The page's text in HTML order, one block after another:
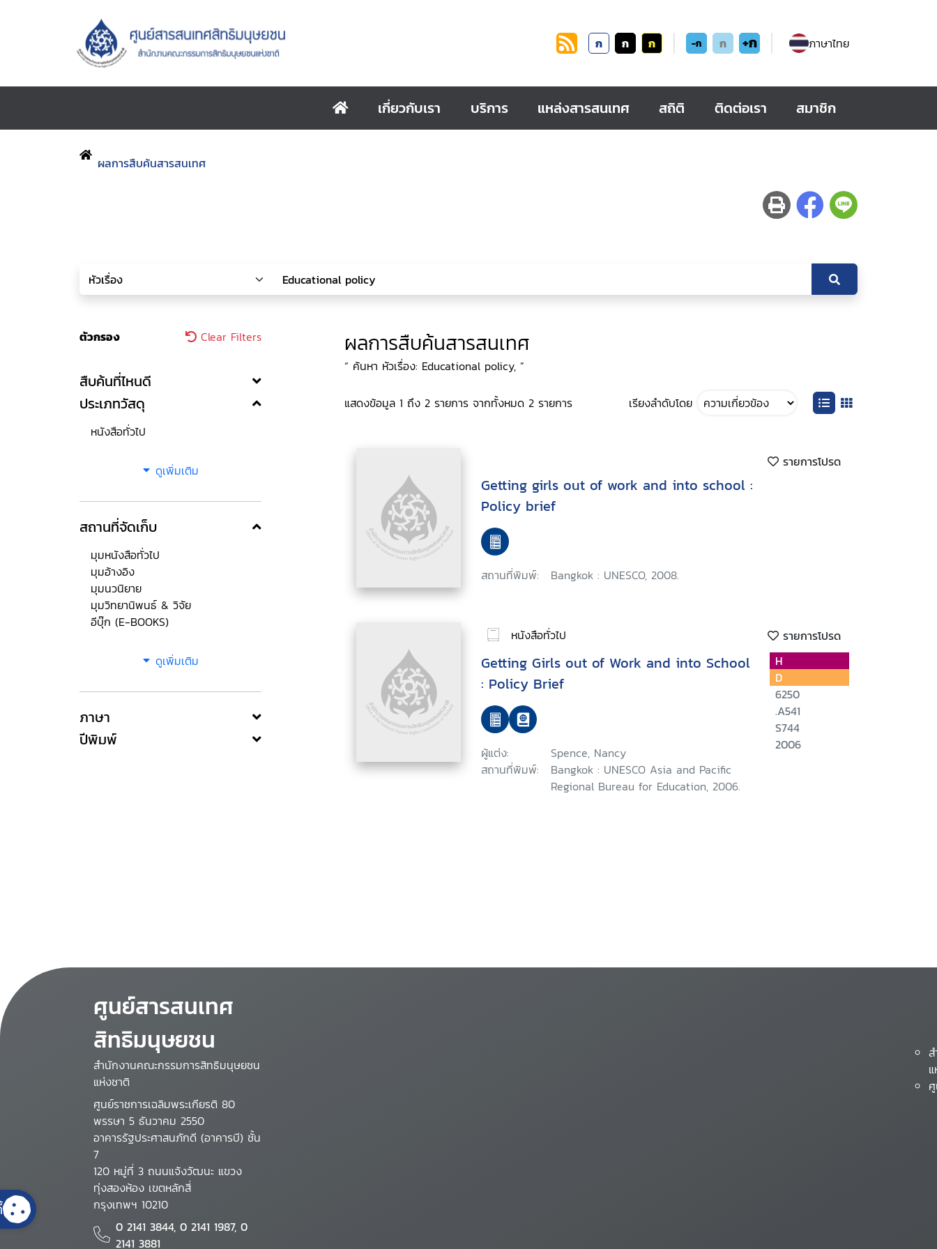
ก ก ก -ก ก +ก ภาษาไทย
เกี่ยวกับเรา บริการ แหล่งสารสนเทศ สถิติ ติดต่อเรา สมาชิก
ผลการสืบค้นสารสนเทศ
ตัวกรอง Clear Filters
สืบค้นที่ไหนดี
ประเภทวัสดุ
หนังสือทั่วไป
ดูเพิ่มเติม
สถานที่จัดเก็บ
มุมหนังสือทั่วไป
มุมอ้างอิง
มุมนวนิยาย
มุมวิทยานิพนธ์ & วิจัย
อีบุ๊ก (E-BOOKS)
ดูเพิ่มเติม
ภาษา
ปีพิมพ์
ผลการสืบค้นสารสนเทศ
“ ค้นหา หัวเรื่อง: Educational policy, ”
แสดงข้อมูล 1 ถึง 2 รายการ จากทั้งหมด 2 รายการ เรียงลำดับโดย
รายการโปรด
Getting girls out of work and into school :
Policy brief
สถานที่พิมพ์: Bangkok : UNESCO, 2008.
หนังสือทั่วไป รายการโปรด
Getting Girls out of Work and into School
: Policy Brief
ผู้แต่ง:
Spence, Nancy
สถานที่พิมพ์:
Bangkok : UNESCO Asia and Pacific
Regional Bureau for Education, 2006.
H
D
6250
.A541
S744
2006
ศูนย์สารสนเทศ
สิทธิมนุษยชน
สำนักงานคณะกรรมการสิทธิมนุษยชน
แห่งชาติ
ศูนย์ราชการเฉลิมพระเกียรติ 80
พรรษา 5 ธันวาคม 2550
อาคารรัฐประศาสนภักดี (อาคารบี) ชั้น
7
120 หมู่ที่ 3 ถนนแจ้งวัฒนะ แขวง
ทุ่งสองห้อง เขตหลักสี่
กรุงเทพฯ 10210
0 2141 3844, 0 2141 1987, 0
2141 3881